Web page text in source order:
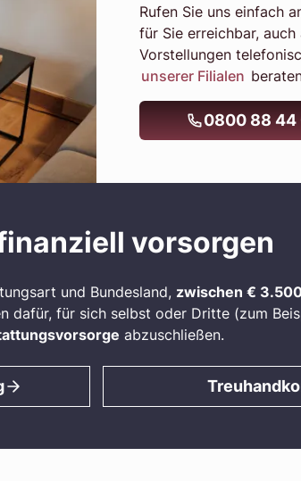
Rufen Sie uns einfach
für Sie erreichbar, auch
Vorstellungen
unserer Filialen
0800 88 44
vorsorgen
und Bundesland, zwischen €
dafür, für sich selbst oder Dritte (zum
abzuschließen.